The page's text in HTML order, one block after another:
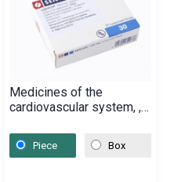
Medicines of the
cardiovascular system, ,
Piece Box